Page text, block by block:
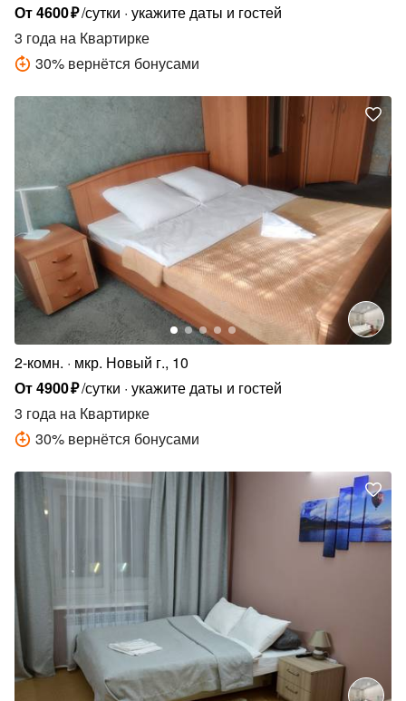
От4600₽/сутки укажите даты и гостей
3 года на Квартирке
30% вернётся бонусами
2-комн.
мкр. Новый г., 10
От4900₽/сутки укажите даты и гостей
3 года на Квартирке
30% вернётся бонусами